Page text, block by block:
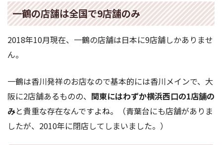
一鶴の店舗は全国で9店舗のみ
2018年10月現在、一鶴の店舗は日本に9店舗しかありませ
ん。
一鶴は香川発祥のお店なので基本的には香川メインで、大
阪に2店舗あるものの、 関東にはわずか横浜西口の1店舗の
みと貴重な存在なんですよね。（青葉台にも店舗がありま
したが、2010年に閉店してしまいました。）